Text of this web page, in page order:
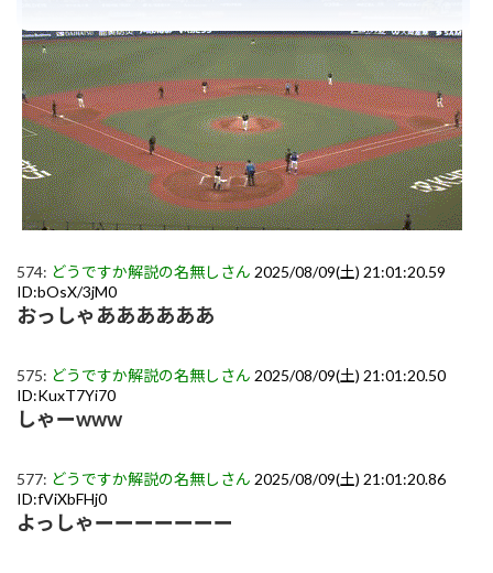
574: どうですか解説の名無しさん 2025/08/09(土) 21:01:20.59
ID:bOsX/3jM0
おっしゃああああああ
575: どうですか解説の名無しさん 2025/08/09(土) 21:01:20.50
ID:KuxT7Yi70
しゃーwww
577: どうですか解説の名無しさん 2025/08/09(土) 21:01:20.86
ID:fViXbFHj0
よっしゃーーーーーーー